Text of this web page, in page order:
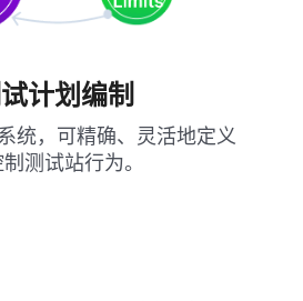
计划编制
统，可精确、灵活地定义
测试站行为。